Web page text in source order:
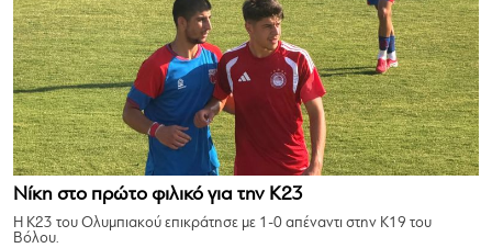
Νίκη στο πρώτο φιλικό για την Κ23
Η Κ23 του Ολυμπιακού επικράτησε με 1-0 απέναντι στην Κ19 του
Βόλου.